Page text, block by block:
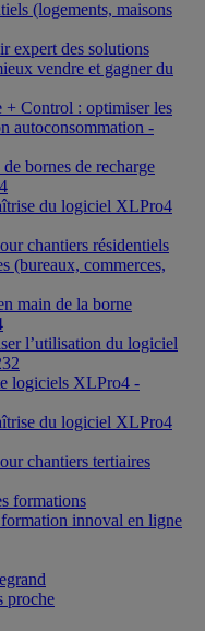
(logements, maisons
expert des solutions
vendre et gagner du
Control : optimiser les
autoconsommation -
bornes de recharge
du logiciel XLPro4
chantiers résidentiels
(bureaux, commerces,
main de la borne
l’utilisation du logiciel
logiciels XLPro4 -
du logiciel XLPro4
chantiers tertiaires
formations
innoval en ligne
proche